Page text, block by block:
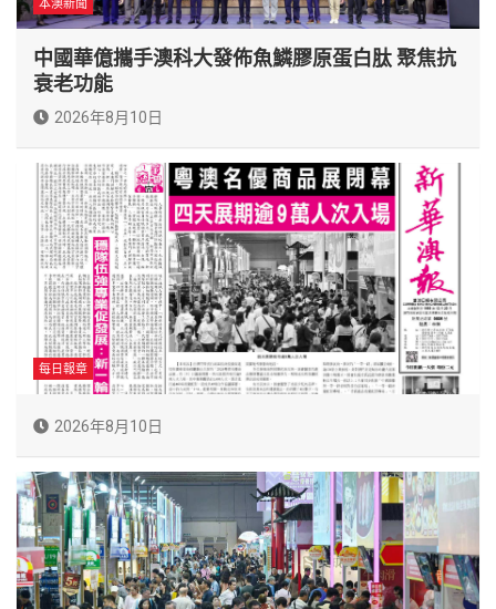
本澳新聞
中國華億攜手澳科大發佈魚鱗膠原蛋白肽 聚焦抗
衰老功能
2026年8月10日
每日報章
2026年8月10日